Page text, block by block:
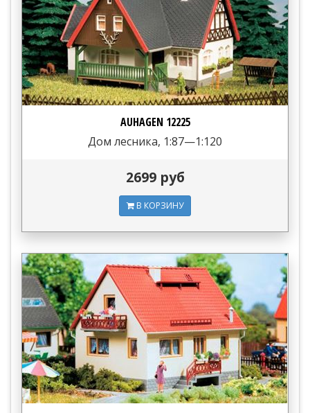
AUHAGEN 12225
Дом лесника, 1:87—1:120
2699 руб
В КОРЗИНУ